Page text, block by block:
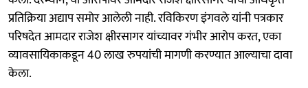
प्रतिक्रिया अद्याप समोर आलेली नाही. रविकिरण इंगवले यांनी पत्रकार
परिषदेत आमदार राजेश क्षीरसागर यांच्यावर गंभीर आरोप करत, एका
व्यावसायिकाकडून 40 लाख रुपयांची मागणी करण्यात आल्याचा दावा
केला.